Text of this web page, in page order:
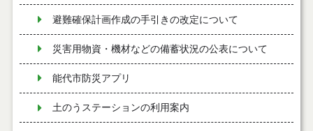
避難確保計画作成の手引きの改定について
災害用物資・機材などの備蓄状況の公表について
能代市防災アプリ
土のうステーションの利用案内